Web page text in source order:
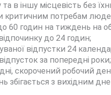
в іншу місцевість без
критичним потребам
60 годин на тиждень на
до 24 годин;
відпустки 24
за попередні роки;
скорочений робочий
збігається з вихідним